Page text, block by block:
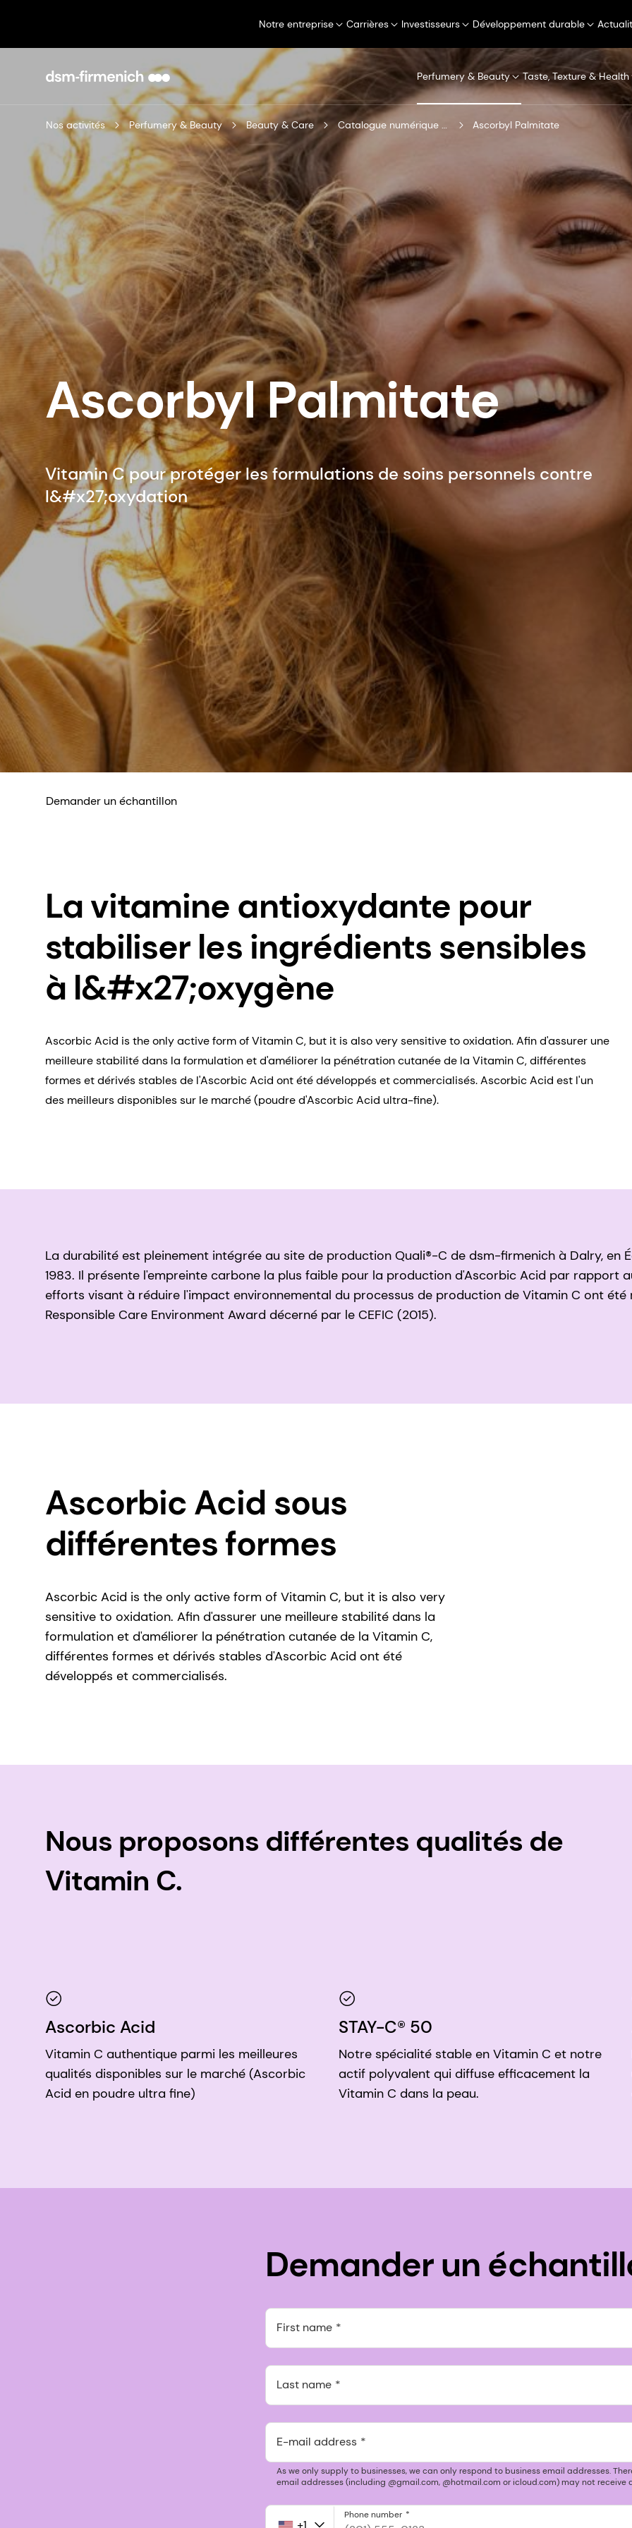
Notre entreprise Carrières Investisseurs Développement durable
Perfumery & Beauty Taste, Texture & Health
Nos activités Perfumery & Beauty Beauty & Care Catalogue numérique de produits Ascorbyl Palmitate
Ascorbyl Palmitate
Vitamin C pour protéger les formulations de soins personnels contre
l&#x27;oxydation
Demander un échantillon
La vitamine antioxydante pour
stabiliser les ingrédients sensibles
à l&#x27;oxygène
Ascorbic Acid is the only active form of Vitamin C, but it is also very sensitive to oxidation. Afin d'assurer une
meilleure stabilité dans la formulation et d'améliorer la pénétration cutanée de la Vitamin C, différentes
formes et dérivés stables de l'Ascorbic Acid ont été développés et commercialisés. Ascorbic Acid est l'un
des meilleurs disponibles sur le marché (poudre d'Ascorbic Acid ultra-fine).
La durabilité est pleinement intégrée au site de production Quali®-C de dsm-firmenich à Dalry, en
1983. Il présente l'empreinte carbone la plus faible pour la production d'Ascorbic Acid par rapport
efforts visant à réduire l'impact environnemental du processus de production de Vitamin C ont
Responsible Care Environment Award décerné par le CEFIC (2015).
Ascorbic Acid sous
différentes formes
Ascorbic Acid is the only active form of Vitamin C, but it is also very
sensitive to oxidation. Afin d'assurer une meilleure stabilité dans la
formulation et d'améliorer la pénétration cutanée de la Vitamin C,
différentes formes et dérivés stables d'Ascorbic Acid ont été
développés et commercialisés.
Nous proposons différentes qualités de
Vitamin C.
Ascorbic Acid
Vitamin C authentique parmi les meilleures
qualités disponibles sur le marché (Ascorbic
Acid en poudre ultra fine)
STAY-C® 50
Notre spécialité stable en Vitamin C et notre
actif polyvalent qui diffuse efficacement la
Vitamin C dans la peau.
Demander un
First name
Last name
E-mail address
As we only supply to businesses, we can only respond to business email addresses.
email addresses (including @gmail.com, @hotmail.com or icloud.com) may not receive
+1
Phone number